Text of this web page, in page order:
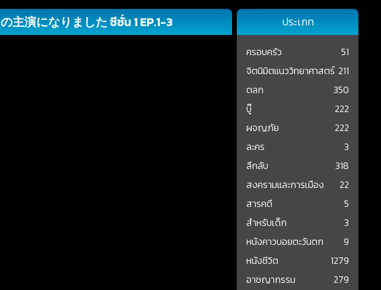
主演になりました ซีซั่น 1 EP.1-3 ประเภท
ครอบครัว
51
จิตนิมิตแนววิทยาศาสตร์ 211
ตลก
350
บู๊
222
ผจญภัย
222
ละคร
3
ลึกลับ
318
สงครามและการเมือง
22
สารคดี
5
สำหรับเด็ก
3
หนังคาวบอยตะวันตก
9
หนังชีวิต
1279
อาชญากรรม
279